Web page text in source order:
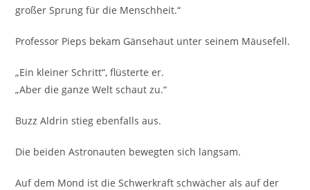
großer Sprung für die Menschheit.“
Professor Pieps bekam Gänsehaut unter seinem Mäusefell.
„Ein kleiner Schritt“, flüsterte er.
„Aber die ganze Welt schaut zu.“
Buzz Aldrin stieg ebenfalls aus.
Die beiden Astronauten bewegten sich langsam.
Auf dem Mond ist die Schwerkraft schwächer als auf der